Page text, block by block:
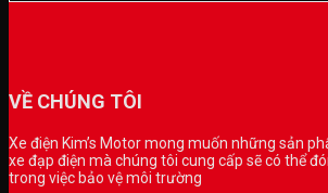
VỀ CHÚNG TÔI
Xe điện Kim’s Motor mong muốn những sản
xe đạp điện mà chúng tôi cung cấp sẽ có thể
trong việc bảo vệ môi trường